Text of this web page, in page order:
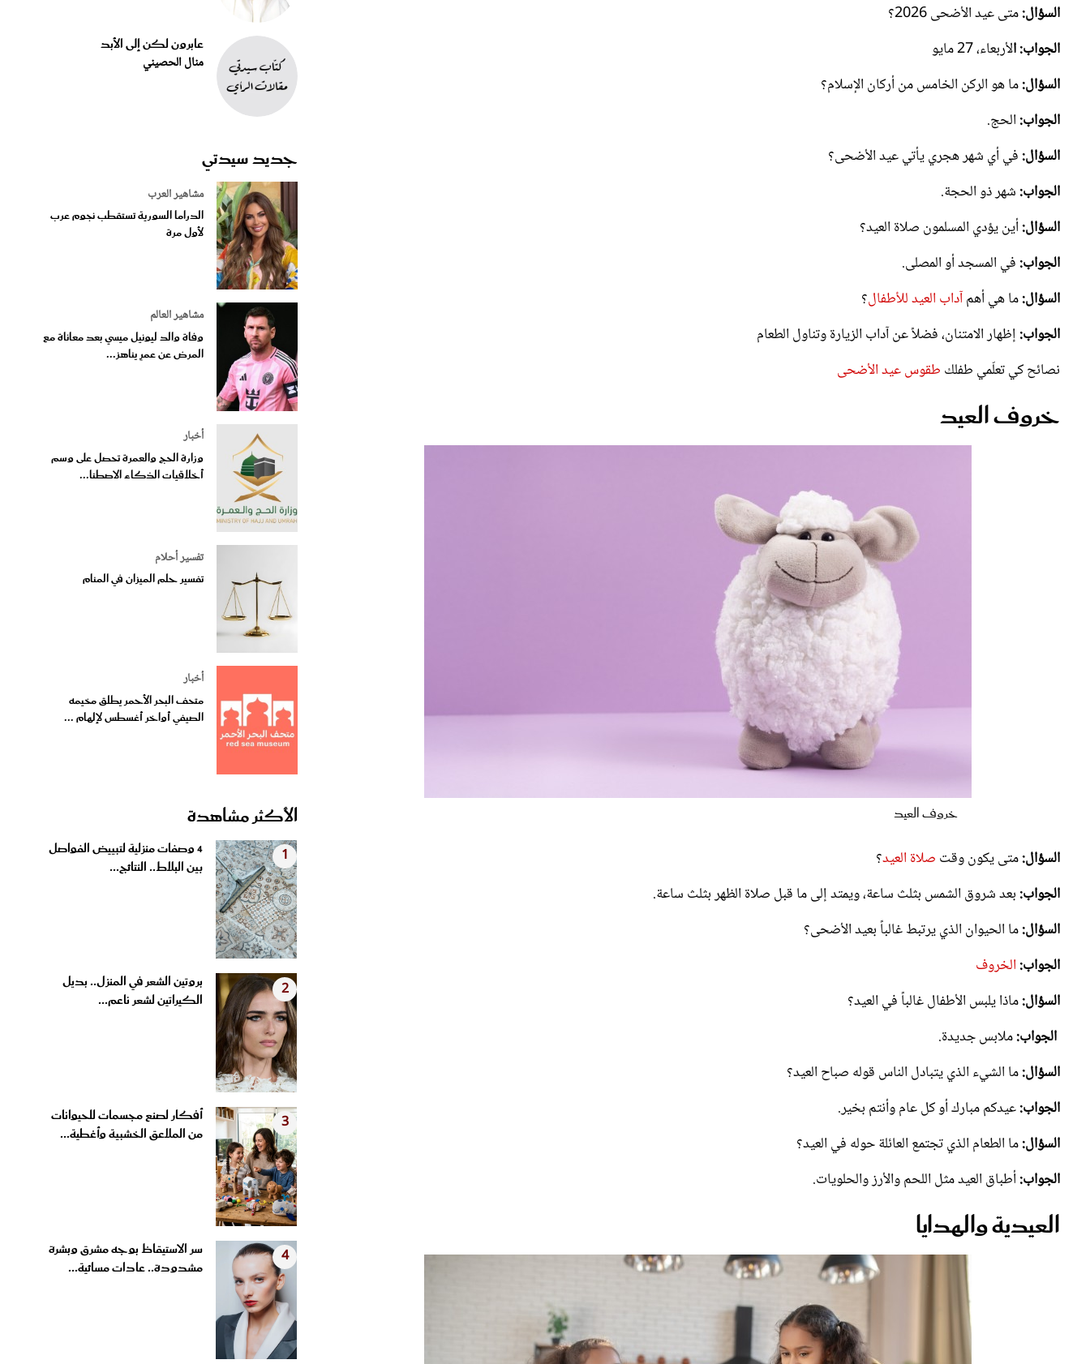
السؤال:متى عيد الأضحى 2026؟
الجواب: الأربعاء، 27 مايو
السؤال:ما هو الركن الخامس من أركان الإسلام؟
الجواب:الحج.
السؤال:في أي شهر هجري يأتي عيد الأضحى؟
الجواب:شهر ذو الحجة.
السؤال:أين يؤدي المسلمون صلاة العيد؟
الجواب:في المسجد أو المصلى.
السؤال:ما هي أهمآداب العيد للأطفال؟
الجواب:إظهار الامتنان، فضلاً عن آداب الزيارة وتناول الطعام
نصائح كي تعلّمي طفلك طقوس عيد الأضحى
خروف العيد
خروف العيد
السؤال:متى يكون وقت صلاة العيد؟
الجواب:بعد شروق الشمس بثلث ساعة، ويمتد إلى ما قبل صلاة الظهر بثلث ساعة.
السؤال:ما الحيوان الذي يرتبط غالباً بعيد الأضحى؟
الجواب:الخروف
السؤال:ماذا يلبس الأطفال غالباً في العيد؟
الجواب:ملابس جديدة.
السؤال:ما الشيء الذي يتبادل الناس قوله صباح العيد؟
الجواب:عيدكم مبارك أو كل عام وأنتم بخير.
السؤال:ما الطعام الذي تجتمع العائلة حوله في العيد؟
الجواب:أطباق العيد مثل اللحم والأرز والحلويات.
العيدية والهدايا
عابرون لكن إلى الأبد
منال الحصيني
جديد سيدتي
مشاهير العرب
الدراما السورية تستقطب نجوم عرب
لأول مرة
مشاهير العالم
وفاة والد ليونيل ميسي بعد معاناة مع
المرض عن عمرٍ يناهز...
أخبار
وزارة الحج والعمرة تحصل على وسم
أخلاقيات الذكاء الاصطنا...
تفسير أحلام
تفسير حلم الميزان في المنام
أخبار
متحف البحر الأحمر يطلق مخيمه
الصيفي أواخر أغسطس لإلهام ...
الأكثر مشاهدة
1
4 وصفات منزلية لتبييض الفواصل
بين البلاط.. النتائج...
2
بروتين الشعر في المنزل.. بديل
الكيراتين لشعر ناعم...
3
أفكار لصنع مجسمات للحيوانات
من الملاعق الخشبية وأغطية...
4
سر الاستيقاظ بوجه مشرق وبشرة
مشدودة.. عادات مسائية...